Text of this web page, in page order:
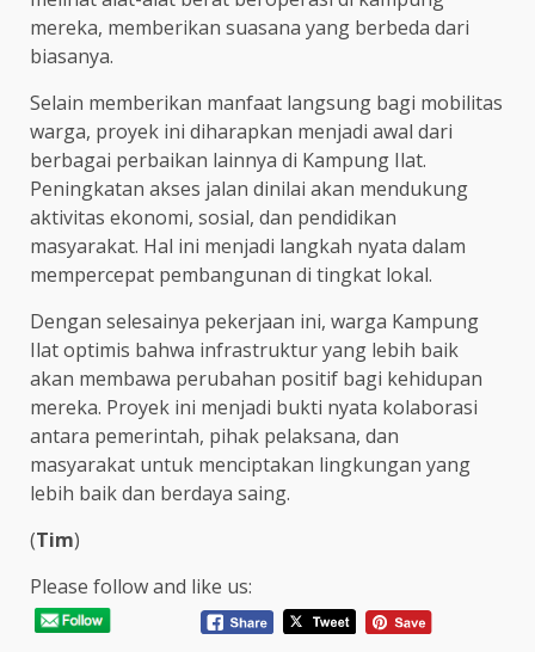
mereka, memberikan suasana yang berbeda dari
biasanya.
Selain memberikan manfaat langsung bagi mobilitas
warga, proyek ini diharapkan menjadi awal dari
berbagai perbaikan lainnya di Kampung Ilat.
Peningkatan akses jalan dinilai akan mendukung
aktivitas ekonomi, sosial, dan pendidikan
masyarakat. Hal ini menjadi langkah nyata dalam
mempercepat pembangunan di tingkat lokal.
Dengan selesainya pekerjaan ini, warga Kampung
Ilat optimis bahwa infrastruktur yang lebih baik
akan membawa perubahan positif bagi kehidupan
mereka. Proyek ini menjadi bukti nyata kolaborasi
antara pemerintah, pihak pelaksana, dan
masyarakat untuk menciptakan lingkungan yang
lebih baik dan berdaya saing.
(Tim)
Please follow and like us: